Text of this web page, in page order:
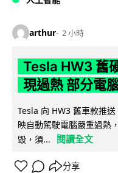
arthur 2 小時
Tesla HW3 舊
現過熱 部分電
Tesla 向 HW3 舊車款推
映自動駕駛電腦嚴重過熱
毀，須...
閱讀全文
分享